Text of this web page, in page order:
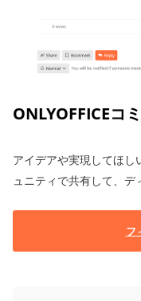
ONLYOFFICEコ
アイデアや実現してほし
ュニティで共有して、デ
フ